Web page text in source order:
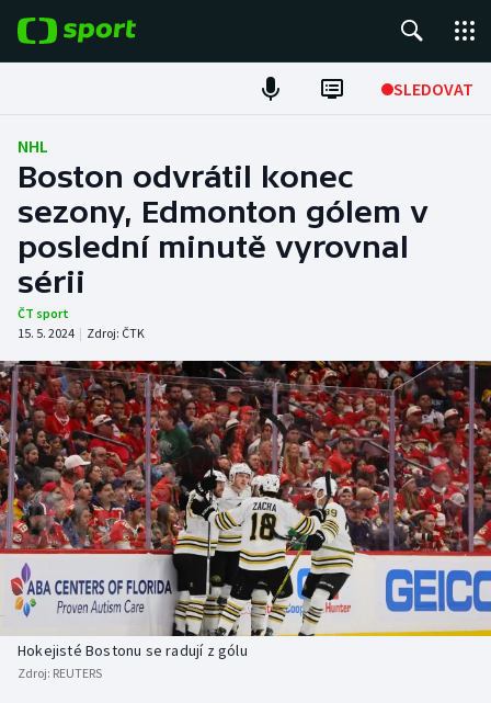
SLEDOVAT
Fotbal
Hokej
Tenis
Atletika
DALŠÍ SPORTY
Americký fotbal
Baseball a softbal
Basketbal
Biatlon
Boby a skeleton
NEPŘEHLÉDNĚTE
Soutěže
Historické návraty
Aplikace ČT sport
AZ kvíz
NHL
Boston odvrátil konec
sezony, Edmonton gólem v
poslední minutě vyrovnal
sérii
ČT sport
15. 5. 2024 | Zdroj: ČTK
Hokejisté Bostonu se radují z gólu
Zdroj: REUTERS